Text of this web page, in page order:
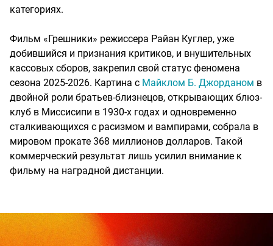
категориях.
Фильм «Грешники» режиссера Райан Куглер, уже
добившийся и признания критиков, и внушительных
кассовых сборов, закрепил свой статус феномена
сезона 2025-2026. Картина с Майклом Б. Джорданом в
двойной роли братьев-близнецов, открывающих блюз-
клуб в Миссисипи в 1930-х годах и одновременно
сталкивающихся с расизмом и вампирами, собрала в
мировом прокате 368 миллионов долларов. Такой
коммерческий результат лишь усилил внимание к
фильму на наградной дистанции.